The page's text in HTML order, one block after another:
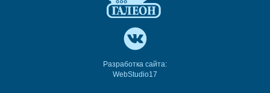
Разработка сайта:
WebStudio17